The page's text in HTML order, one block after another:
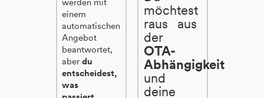
werden mit
einem
automatischen
Angebot
beantwortet,
aberdu
entscheidest,
was
möchtest
raus aus
der
OTA-
Abhängigkeit
und
deine